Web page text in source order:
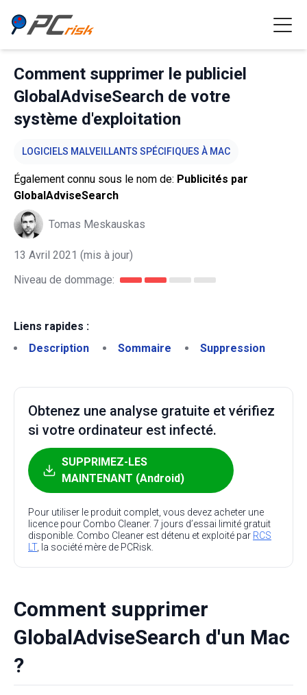
Comment supprimer le publiciel
GlobalAdviseSearch de votre
système d'exploitation
LOGICIELS MALVEILLANTS SPÉCIFIQUES À MAC
Également connu sous le nom de: Publicités par
GlobalAdviseSearch
Tomas Meskauskas
13 Avril 2021 (mis à jour)
Niveau de dommage:
Liens rapides :
Description
Sommaire Suppression
Obtenez une analyse gratuite et vérifiez
si votre ordinateur est infecté.
SUPPRIMEZ-LES
MAINTENANT (Android)
Pour utiliser le produit complet, vous devez acheter une
licence pour Combo Cleaner. 7 jours d’essai limité gratuit
disponible. Combo Cleaner est détenu et exploité par RCS
LT, la société mère de PCRisk.
Comment supprimer
GlobalAdviseSearch d'un Mac
?